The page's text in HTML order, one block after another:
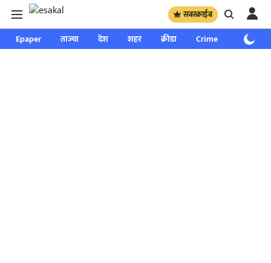
सबस्क्राईब
Epaper ताज्या देश शहर क्रीडा Crime साप्ताहिक